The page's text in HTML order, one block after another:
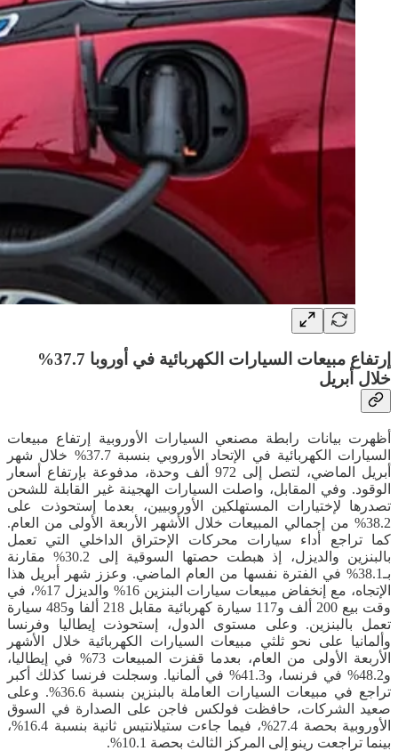
إرتفاع مبيعات السيارات الكهربائية في أوروبا 37.7%
خلال أبريل
أظهرت بيانات رابطة مصنعي السيارات الأوروبية إرتفاع مبيعات
السيارات الكهربائية في الإتحاد الأوروبي بنسبة 37.7% خلال شهر
أبريل الماضي، لتصل إلى 972 ألف وحدة، مدفوعة بإرتفاع أسعار
الوقود. وفي المقابل، واصلت السيارات الهجينة غير القابلة للشحن
تصدرها لإختيارات المستهلكين الأوروبيين، بعدما إستحوذت على
38.2% من إجمالي المبيعات خلال الأشهر الأربعة الأولى من العام.
كما تراجع أداء سيارات محركات الإحتراق الداخلي التي تعمل
بالبنزين والديزل، إذ هبطت حصتها السوقية إلى 30.2% مقارنة
بـ38.1% في الفترة نفسها من العام الماضي. وعزز شهر أبريل هذا
الإتجاه، مع إنخفاض مبيعات سيارات البنزين 16% والديزل 17%، في
وقت بيع 200 ألف و117 سيارة كهربائية مقابل 218 ألفا و485 سيارة
تعمل بالبنزين. وعلى مستوى الدول، إستحوذت إيطاليا وفرنسا
وألمانيا على نحو ثلثي مبيعات السيارات الكهربائية خلال الأشهر
الأربعة الأولى من العام، بعدما قفزت المبيعات 73% في إيطاليا،
و48.2% في فرنسا، و41.3% في ألمانيا. وسجلت فرنسا كذلك أكبر
تراجع في مبيعات السيارات العاملة بالبنزين بنسبة 36.6%. وعلى
صعيد الشركات، حافظت فولكس فاجن على الصدارة في السوق
الأوروبية بحصة 27.4%، فيما جاءت ستيلانتيس ثانية بنسبة 16.4%،
بينما تراجعت رينو إلى المركز الثالث بحصة 10.1%.